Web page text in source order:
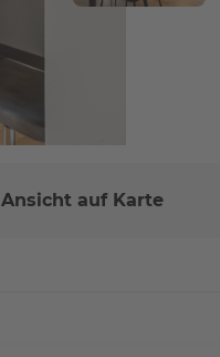
Ansicht auf Karte